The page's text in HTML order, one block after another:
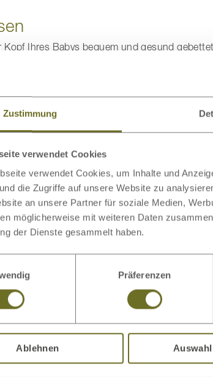
Zustimmung
verwendet Cookies
verwendet Cookies, um Inhalte und
die Zugriffe auf unsere Website zu
an unsere Partner für soziale Medien,
möglicherweise mit weiteren Daten
der Dienste gesammelt haben.
Präferenzen
Ablehnen
Ihres Babys bequem und gesund
Materialien
wie Bio-Baumwolle eingesetzt werden.
Kissen oder auch Nestchen gehören nicht in
Matratzen aus Kokosfasern
oder
auf natürliche Weise reguliert. Achtung:
aufliegen, dass er nicht verrutschen kann.
auch bei mindestens 60°C waschbar
unsere Kleinen: